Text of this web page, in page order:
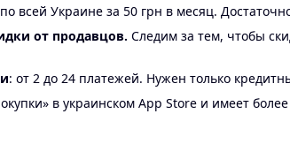
всей Украине за 50 грн в месяц.
от продавцов. Следим за тем, чтобы
: от 2 до 24 платежей. Нужен только
в украинском App Store и имеет